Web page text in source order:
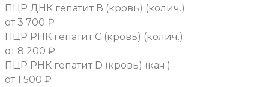
ПЦР ДНК гепатит В (кровь) (колич.)
от 3 700 ₽
ПЦР РНК гепатит С (кровь) (колич.)
от 8 200 ₽
ПЦР РНК гепатит D (кровь) (кач.)
от 1 500 ₽